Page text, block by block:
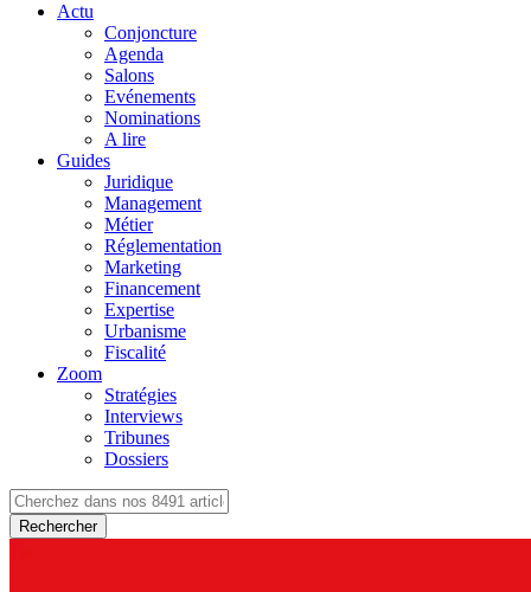
Actu
Conjoncture
Agenda
Salons
Evénements
Nominations
A lire
Guides
Juridique
Management
Métier
Réglementation
Marketing
Financement
Expertise
Urbanisme
Fiscalité
Zoom
Stratégies
Interviews
Tribunes
Dossiers
Rechercher